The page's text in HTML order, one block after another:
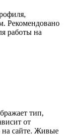
Рекомендовано
работы на
тип,
от
на сайте. Живые